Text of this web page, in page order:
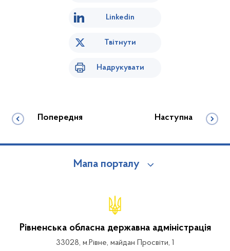
Linkedin
Твітнути
Надрукувати
Попередня Наступна
Мапа порталу
Рівненська обласна державна адміністрація
33028, м.Рівне, майдан Просвіти, 1